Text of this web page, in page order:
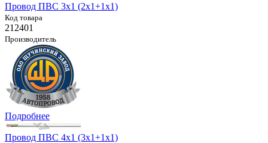
Провод ПВС 3х1 (2х1+1х1)
Код товара
212401
Производитель
Подробнее
Провод ПВС 4х1 (3х1+1х1)